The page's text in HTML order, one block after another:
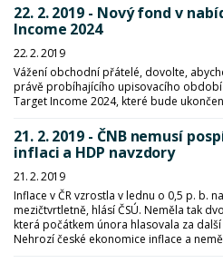
22. 2. 2019 - Nový fond v
Income 2024
22. 2. 2019
Vážení obchodní přátelé, dovolte,
právě probíhajícího upisovacího
Target Income 2024, které bude
21. 2. 2019 - ČNB nemusí
inflaci a HDP navzdory
21. 2. 2019
Inflace v ČR vzrostla v lednu o 0,5 p. b.
mezičtvrtletně, hlásí ČSÚ. Neměla tak
která počátkem února hlasovala za
Nehrozí české ekonomice inflace a